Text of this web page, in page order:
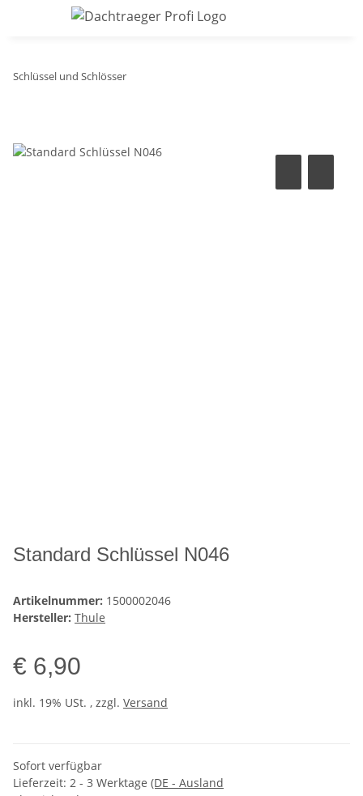
Schlüssel und Schlösser
Standard Schlüssel N046
Artikelnummer: 1500002046
Hersteller: Thule
€ 6,90
inkl. 19% USt. , zzgl. Versand
Sofort verfügbar
Lieferzeit: 2 - 3 Werktage (DE - Ausland